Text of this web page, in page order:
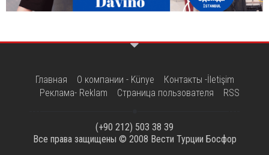
Главная О компании - Künye
Контакты -İletişim
Реклама- Reklam
Страница пользователя RSS
(+90 212) 503 38 39
Все права защищены © 2008 Вести Турции Босфор